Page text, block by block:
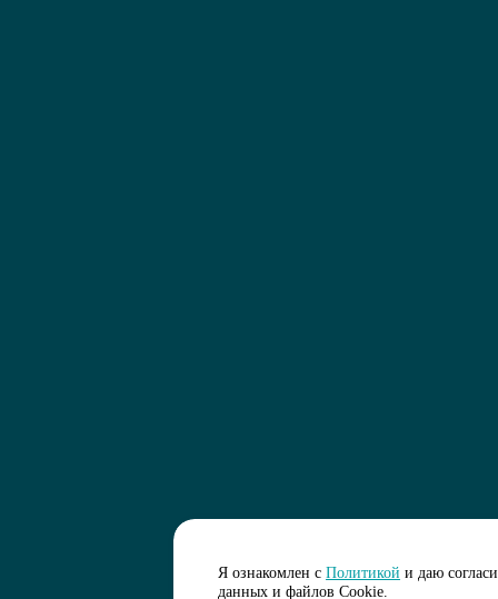
Я ознакомлен с Политикой и даю
данных и файлов Cookie.